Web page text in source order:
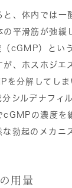
と、体内では一
の平滑筋が弛緩
（cGMP）とい
が、ホスホジエ
を分解してしま
分シルデナフィ
cGMPの濃度を
勃起のメカニ
用量